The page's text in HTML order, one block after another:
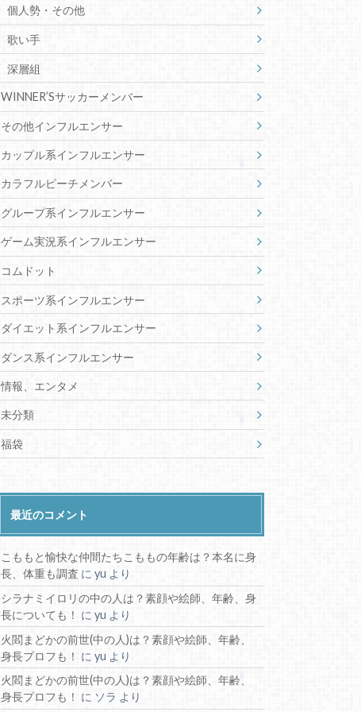
個人勢・その他
歌い手
深層組
WINNER’Sサッカーメンバー
その他インフルエンサー
カップル系インフルエンサー
カラフルピーチメンバー
グループ系インフルエンサー
ゲーム実況系インフルエンサー
コムドット
スポーツ系インフルエンサー
ダイエット系インフルエンサー
ダンス系インフルエンサー
情報、エンタメ
未分類
福袋
最近のコメント
こももと愉快な仲間たちこももの年齢は？本名に身
長、体重も調査 にyu より
シラナミイロリの中の人は？素顔や絵師、年齢、身
長についても！ にyu より
火閻まどかの前世(中の人)は？素顔や絵師、年齢、
身長プロフも！ にyu より
火閻まどかの前世(中の人)は？素顔や絵師、年齢、
身長プロフも！ に ソラ より